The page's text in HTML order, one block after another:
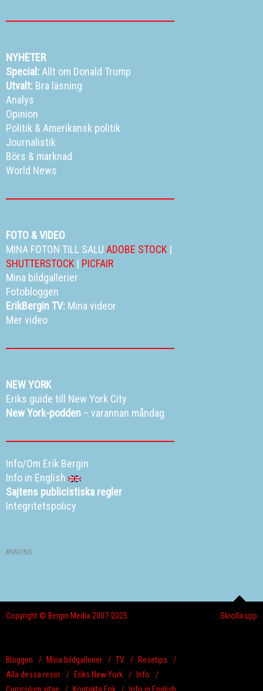
NYHETER
Special:Allt om Donald Trump
Utvalt: Bra läsning
Analys
Opinion
Politik &Amerikansk politik
Journalistik
Börs & marknad
World News
FOTO & VIDEO
MINA FOTON TILL SALU ADOBE STOCK |
SHUTTERSTOCK | PICFAIR
Mina bildgallerier
Fotobloggen
ErikBergin TV: Mina videor
Mer video
NEW YORK
Eriks guide till New York City
New York-podden – varannan måndag
Info/Om Erik Bergin
Info in English
Sajtens publicistiska regler
Integritetspolicy
ANNONS
Skrolla upp
Copyright © Bergin Media 2007-2025
Bloggen Mina bildgallerier TV
Resetips
Alla dessa resor
Eriks New York
Info